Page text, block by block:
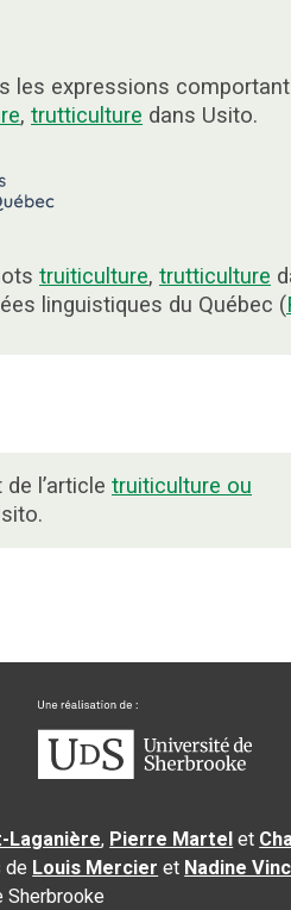
les expressions
, trutticulture dans Usito.
truiticulture, trutticulture
linguistiques du Québec (
l’article truiticulture ou
Laganière, Pierre Martel et
de Louis Mercier et Nadine
Sherbrooke